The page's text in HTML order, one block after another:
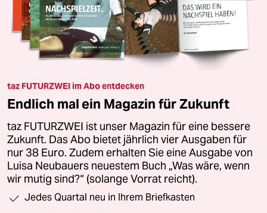
taz FUTURZWEI im Abo entdecken
Endlich mal ein Magazin für Zukunft
taz FUTURZWEI ist unser Magazin für eine bessere
Zukunft. Das Abo bietet jährlich vier Ausgaben für
nur 38 Euro. Zudem erhalten Sie eine Ausgabe von
Luisa Neubauers neuestem Buch „Was wäre, wenn
wir mutig sind?“ (solange Vorrat reicht).
Jedes Quartal neu in Ihrem Briefkasten